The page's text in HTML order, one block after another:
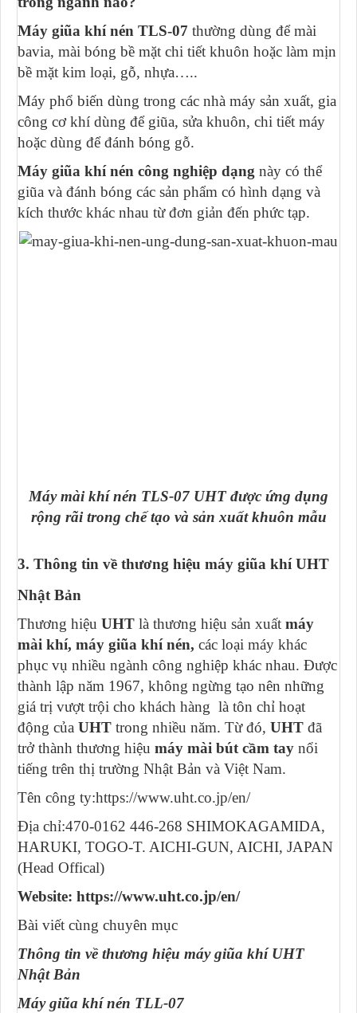
Máy giũa khí nén TLS-07 thường dùng để mài
bavia, mài bóng bề mặt chi tiết khuôn hoặc làm mịn
bề mặt kim loại, gỗ, nhựa…..
Máy phổ biến dùng trong các nhà máy sản xuất, gia
công cơ khí dùng để giũa, sửa khuôn, chi tiết máy
hoặc dùng để đánh bóng gỗ.
Máy giũa khí nén công nghiệp dạng này có thể
giũa và đánh bóng các sản phẩm có hình dạng và
kích thước khác nhau từ đơn giản đến phức tạp.
Máy mài khí nén TLS-07 UHT được ứng dụng
rộng rãi trong chế tạo và sản xuất khuôn mẫu
3. Thông tin về thương hiệu máy giũa khí UHT
Nhật Bản
Thương hiệu UHT là thương hiệu sản xuất máy
mài khí, máy giũa khí nén, các loại máy khác
phục vụ nhiều ngành công nghiệp khác nhau. Được
thành lập năm 1967, không ngừng tạo nên những
giá trị vượt trội cho khách hàng là tôn chỉ hoạt
động của UHT trong nhiều năm. Từ đó, UHT đã
trở thành thương hiệu máy mài bút cầm tay nổi
tiếng trên thị trường Nhật Bản và Việt Nam.
Tên công ty:https://www.uht.co.jp/en/
Địa chỉ:470-0162 446-268 SHIMOKAGAMIDA,
HARUKI, TOGO-T. AICHI-GUN, AICHI, JAPAN
(Head Offical)
Website: https://www.uht.co.jp/en/
Bài viết cùng chuyên mục
Thông tin về thương hiệu máy giũa khí UHT
Nhật Bản
Máy giũa khí nén TLL-07